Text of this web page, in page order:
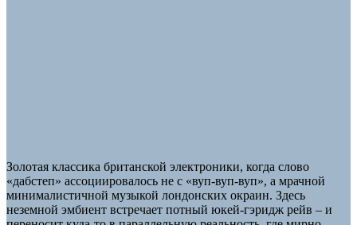
Золотая классика британской электроники, когда слово
«дабстеп» ассоциировалось не с «вуп-вуп-вуп», а мрачной
минималистичной музыкой лондонских окраин. Здесь
неземной эмбиент встречает потный юкей-гэридж рейв – и